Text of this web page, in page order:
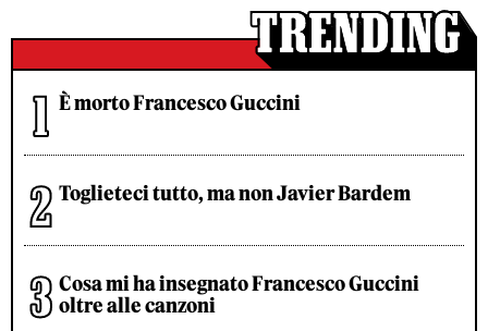
È morto Francesco Guccini
Toglieteci tutto, ma non Javier Bardem
Cosa mi ha insegnato Francesco Guccini
oltre alle canzoni